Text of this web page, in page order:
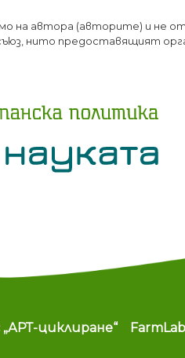
към
основното
на автора (авторите) и не
нито предоставящият
„АРТ-циклиране“ FarmLab